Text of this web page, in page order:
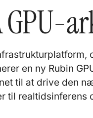
GPU-
en ny Rubin
til at drive den
til realtidsinferens